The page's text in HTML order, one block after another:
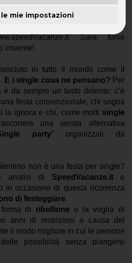
le mie impostazioni
e il 34% non si sono mai
per i Single Party di Roma,
e Torino organizzati da
Sarà forse
insieme!
in tutto il mondo come il
E i single cosa ne pensano? Per
è da sempre un tasto dolente: c’è
festa convenzionale, chi sogna
la ignora e chi, come molti single
una serata alternativa
party” organizzati da
non è una festa per single?
analisi di
SpeedVacanze.it
e
in occasione di questa ricorrenza
di festeggiare.
di
ribellione o la voglia di
anni di restrizioni a causa del
il modo migliore in cui le persone
possibilità senza piangersi